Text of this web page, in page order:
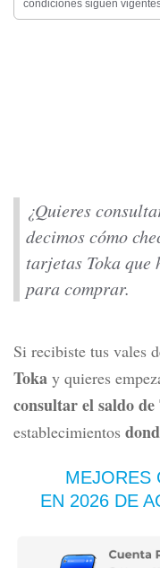
condiciones siguen
¿Quieres
decimos cómo
tarjetas Toka que
para comprar.
Si recibiste tus vales
Toka y quieres
consultar el saldo de
establecimientos
MEJORES
EN 2026 DE